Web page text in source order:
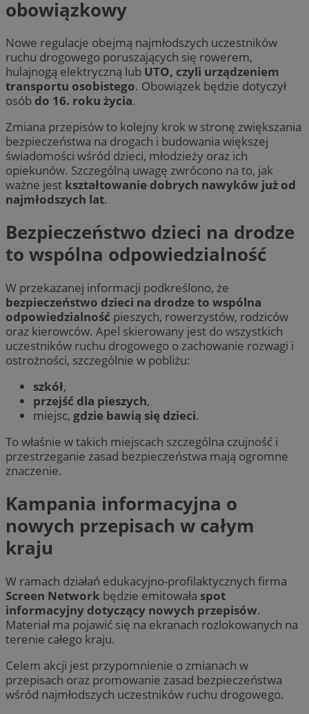
obowiązkowy
Nowe regulacje obejmą najmłodszych uczestników
ruchu drogowego poruszających się rowerem,
hulajnogą elektryczną lub UTO, czyli urządzeniem
transportu osobistego. Obowiązek będzie dotyczył
osób do 16. roku życia.
Zmiana przepisów to kolejny krok w stronę zwiększania
bezpieczeństwa na drogach i budowania większej
świadomości wśród dzieci, młodzieży oraz ich
opiekunów. Szczególną uwagę zwrócono na to, jak
ważne jest kształtowanie dobrych nawyków już od
najmłodszych lat.
Bezpieczeństwo dzieci na drodze
to wspólna odpowiedzialność
W przekazanej informacji podkreślono, że
bezpieczeństwo dzieci na drodze to wspólna
odpowiedzialność pieszych, rowerzystów, rodziców
oraz kierowców. Apel skierowany jest do wszystkich
uczestników ruchu drogowego o zachowanie rozwagi i
ostrożności, szczególnie w pobliżu:
szkół,
przejść dla pieszych,
miejsc, gdzie bawią się dzieci.
To właśnie w takich miejscach szczególna czujność i
przestrzeganie zasad bezpieczeństwa mają ogromne
znaczenie.
Kampania informacyjna o
nowych przepisach w całym
kraju
W ramach działań edukacyjno-profilaktycznych firma
Screen Network będzie emitowała spot
informacyjny dotyczący nowych przepisów.
Materiał ma pojawić się na ekranach rozlokowanych na
terenie całego kraju.
Celem akcji jest przypomnienie o zmianach w
przepisach oraz promowanie zasad bezpieczeństwa
wśród najmłodszych uczestników ruchu drogowego.